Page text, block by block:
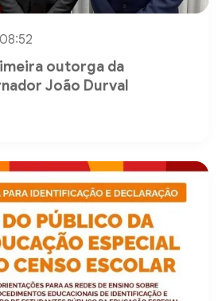
outorga da
João Durval